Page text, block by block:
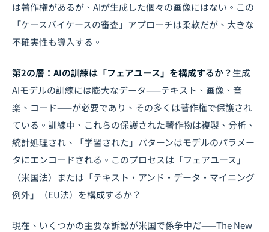
は著作権があるが、AIが生成した個々の画像にはない。この
「ケースバイケースの審査」アプローチは柔軟だが、大きな
不確実性も導入する。
第2の層：AIの訓練は「フェアユース」を構成するか？生成
AIモデルの訓練には膨大なデータ——テキスト、画像、音
楽、コード——が必要であり、その多くは著作権で保護され
ている。訓練中、これらの保護された著作物は複製、分析、
統計処理され、「学習された」パターンはモデルのパラメー
タにエンコードされる。このプロセスは「フェアユース」
（米国法）または「テキスト・アンド・データ・マイニング
例外」（EU法）を構成するか？
現在、いくつかの主要な訴訟が米国で係争中だ——The New